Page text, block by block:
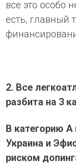
все это особо
есть, главный
2. Все
разбита на 3
В категорию А
Украина и
риском